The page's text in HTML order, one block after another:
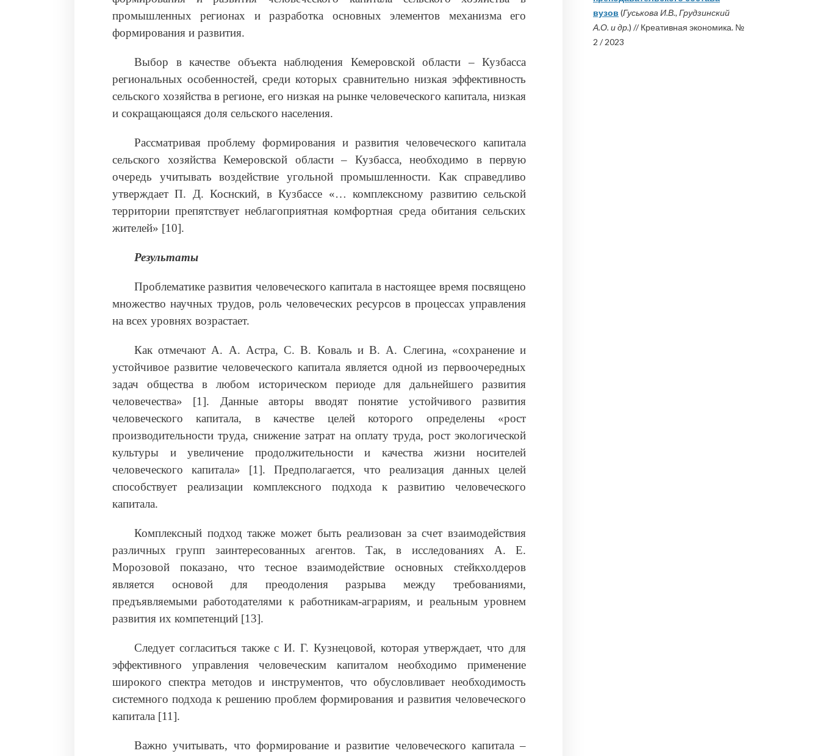
промышленных регионах и разработка основных элементов механизма его
формирования и развития.
Выбор в качестве объекта наблюдения Кемеровской области – Кузбасса
региональных особенностей, среди которых сравнительно низкая эффективность
сельского хозяйства в регионе, его низкая на рынке человеческого капитала, низкая
и сокращающаяся доля сельского населения.
Рассматривая проблему формирования и развития человеческого капитала
сельского хозяйства Кемеровской области – Кузбасса, необходимо в первую
очередь учитывать воздействие угольной промышленности. Как справедливо
утверждает П. Д. Коснский, в Кузбассе «… комплексному развитию сельской
территории препятствует неблагоприятная комфортная среда обитания сельских
жителей» [10].
Результаты
Проблематике развития человеческого капитала в настоящее время посвящено
множество научных трудов, роль человеческих ресурсов в процессах управления
на всех уровнях возрастает.
Как отмечают А. А. Астра, С. В. Коваль и В. А. Слегина, «сохранение и
устойчивое развитие человеческого капитала является одной из первоочередных
задач общества в любом историческом периоде для дальнейшего развития
человечества» [1]. Данные авторы вводят понятие устойчивого развития
человеческого капитала, в качестве целей которого определены «рост
производительности труда, снижение затрат на оплату труда, рост экологической
культуры и увеличение продолжительности и качества жизни носителей
человеческого капитала» [1]. Предполагается, что реализация данных целей
способствует реализации комплексного подхода к развитию человеческого
капитала.
Комплексный подход также может быть реализован за счет взаимодействия
различных групп заинтересованных агентов. Так, в исследованиях А. Е.
Морозовой показано, что тесное взаимодействие основных стейкхолдеров
является основой для преодоления разрыва между требованиями,
предъявляемыми работодателями к работникам-аграриям, и реальным уровнем
развития их компетенций [13].
Следует согласиться также с И. Г. Кузнецовой, которая утверждает, что для
эффективного управления человеческим капиталом необходимо применение
широкого спектра методов и инструментов, что обусловливает необходимость
системного подхода к решению проблем формирования и развития человеческого
капитала [11].
Важно учитывать, что формирование и развитие человеческого капитала –
вузов (Гуськова И.В., Грудзинский
А.О. и др.) // Креативная экономика. №
2 / 2023